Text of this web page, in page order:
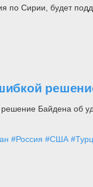
по Сирии, будет
Байдена об
#Россия #США